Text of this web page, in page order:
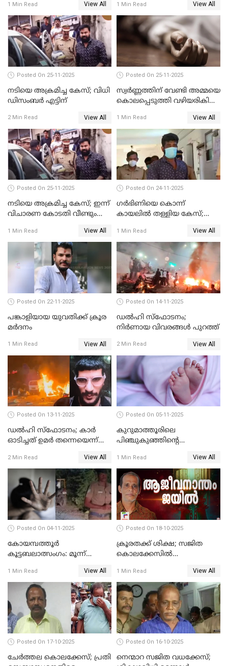
1 Min Read View All 1 Min Read View All
Posted On 25-11-2025
നടിയെ അക്രമിച്ച കേസ്; വിധി
ഡിസംബര്‍ എട്ടിന്
2 Min Read View All
Posted On 25-11-2025
സ്വർണ്ണത്തിന് വേണ്ടി അമ്മയെ
കൊലപ്പെടുത്തി വഴിയരികിൽ
പിടിയിൽ
1 Min Read View All
Posted On 25-11-2025
നടിയെ അക്രമിച്ച കേസ്; ഇന്ന്
വിചാരണ കോടതി വീണ്ടും
1 Min Read View All
Posted On 24-11-2025
ഗര്‍ഭിണിയെ കൊന്ന്
കായലില്‍ തള്ളിയ കേസ്;
1 Min Read View All
Posted On 22-11-2025
പങ്കാളിയായ യുവതിക്ക് ക്രൂര
മര്‍ദനം
1 Min Read View All
Posted On 14-11-2025
ഡല്‍ഹി സ്‌ഫോടനം;
നിര്‍ണായ വിവരങ്ങള്‍ പുറത്ത്
2 Min Read View All
Posted On 13-11-2025
ഡല്‍ഹി സ്‌ഫോടനം; കാര്‍
ഓടിച്ചത് ഉമര്‍ തന്നെയെന്ന്
പരിശോധനാഫലം
2 Min Read View All
Posted On 05-11-2025
കുറുമാത്തൂരിലെ
പിഞ്ചുകുഞ്ഞിന്റെ
അറസ്റ്റില്‍
1 Min Read View All
Posted On 04-11-2025
കോയമ്പത്തൂർ
കൂട്ടബലാത്സംഗം: മൂന്ന്
1 Min Read View All
Posted On 18-10-2025
ക്രൂരതക്ക് ശിക്ഷ; സജിത
കൊലക്കേസില്‍
ഇരട്ടജീവപര്യന്തം
1 Min Read View All
Posted On 17-10-2025
ചേര്‍ത്തല കൊലക്കേസ്; പ്രതി
Posted On 16-10-2025
നെന്മാറ സജിത വധക്കേസ്;